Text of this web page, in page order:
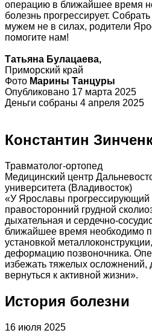
операцию в ближайшее время
болезнь прогрессирует.
мужем не в силах, родители
помогите нам!
Татьяна Булацаева,
Приморский край
Фото Марины Танцуры
Опубликовано 17 марта 2025
Деньги собраны 4 апреля 2025
Константин
Травматолог-ортопед
Медицинский центр
университета (Владивосток)
«У Ярославы
правосторонний грудной
дыхательная и сердечно-
ближайшее время необходимо
установкой
деформацию позвоночника.
избежать тяжелых осложнений,
вернуться к активной жизни».
История болезни
16 июля 2025